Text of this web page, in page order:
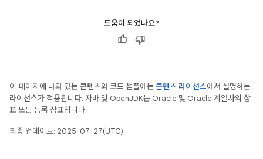
도움이 되었나요?
이 페이지에 나와 있는 콘텐츠와 코드 샘플에는 콘텐츠 라이선스에서 설명하는
라이선스가 적용됩니다. 자바 및 OpenJDK는 Oracle 및 Oracle 계열사의 상
표 또는 등록 상표입니다.
최종 업데이트: 2025-07-27(UTC)